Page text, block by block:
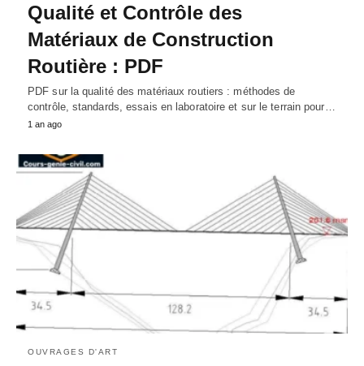
Qualité et Contrôle des
Matériaux de Construction
Routière : PDF
PDF sur la qualité des matériaux routiers : méthodes de
contrôle, standards, essais en laboratoire et sur le terrain pour…
1 an ago
OUVRAGES D'ART